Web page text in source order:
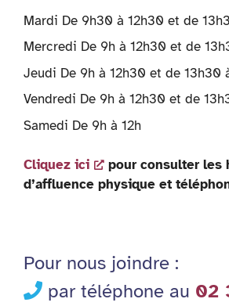
Mardi De 9h30 à 12h30 et de
Mercredi De 9h à 12h30 et de
Jeudi De 9h à 12h30 et de 13h30
Vendredi De 9h à 12h30 et de
Samedi De 9h à 12h
Cliquez ici
pour consulter les
d’affluence physique et
Pour nous joindre :
par téléphone au 02